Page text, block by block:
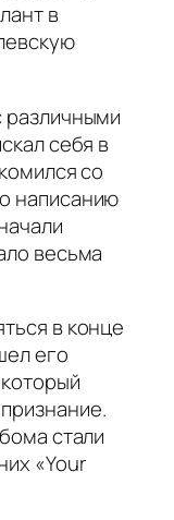
в
различными
себя в
со
написанию
весьма
в конце
его
стали
«Your